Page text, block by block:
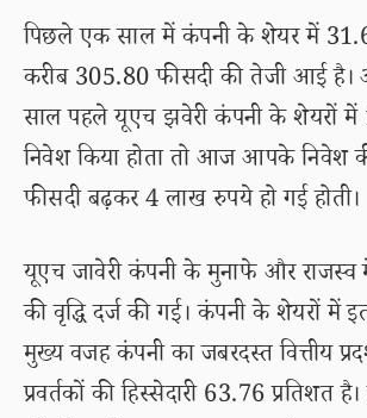
पिछले एक साल में कंपनी के शेयर में
करीब 305.80 फीसदी की तेजी आई
साल पहले यूएच झवेरी कंपनी के शेयरों
निवेश किया होता तो आज आपके निवेश
फीसदी बढ़कर 4 लाख रुपये हो गई होती।
यूएच जावेरी कंपनी के मुनाफे और
की वृद्धि दर्ज की गई। कंपनी के शेयरों में
मुख्य वजह कंपनी का जबरदस्त वित्तीय
प्रवर्तकों की हिस्सेदारी 63.76 प्रतिशत